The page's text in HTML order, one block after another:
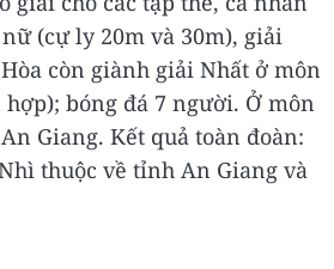
(cự ly 20m và 30m), giải
còn giành giải Nhất ở môn
bóng đá 7 người. Ở môn
Giang. Kết quả toàn đoàn:
thuộc về tỉnh An Giang và